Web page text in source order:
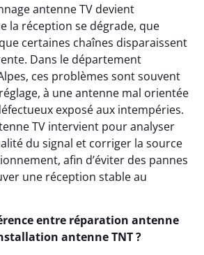
antenne TV devient
la réception se dégrade, que
certaines chaînes disparaissent
Dans le département
ces problèmes sont souvent
à une antenne mal orientée
exposé aux intempéries.
TV intervient pour analyser
du signal et corriger la source
afin d’éviter des pannes
une réception stable au
entre réparation antenne
antenne TNT ?